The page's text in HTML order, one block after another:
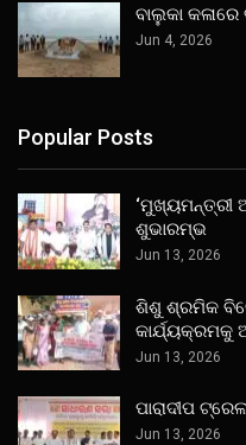
ବାଲୁକା
Jun 4, 2026
Popular Posts
‘ମୁଖ୍ୟମନ୍ତ୍ରୀ
ଶୁଭାରମ୍ଭ
Jun 13, 2026
ଶିଶୁ ଶ୍ରମିକ
Jun 13, 2026
ପାରାଦୀପ
Jun 13, 2026